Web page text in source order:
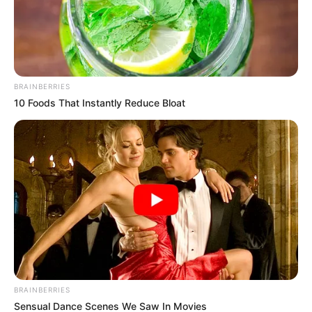
Murillo y Manizales
BRAINBERRIES
10 Foods That Instantly Reduce Bloat
BRAINBERRIES
Sensual Dance Scenes We Saw In Movies